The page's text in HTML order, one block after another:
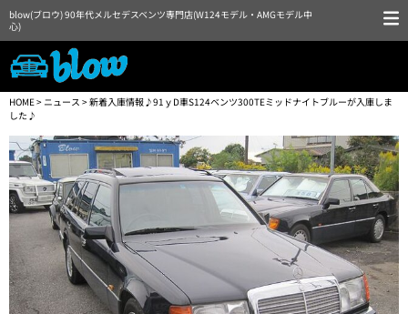
blow(ブロウ) 90年代メルセデスベンツ専門店(W124モデル・AMGモデル中
心)
HOME> ニュース > 新着入庫情報♪91ｙD車S124ベンツ300TEミッドナイトブルーが入庫しま
した♪